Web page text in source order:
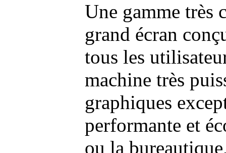
Une gamme très
grand écran
tous les
machine très
graphiques
performante et
ou la